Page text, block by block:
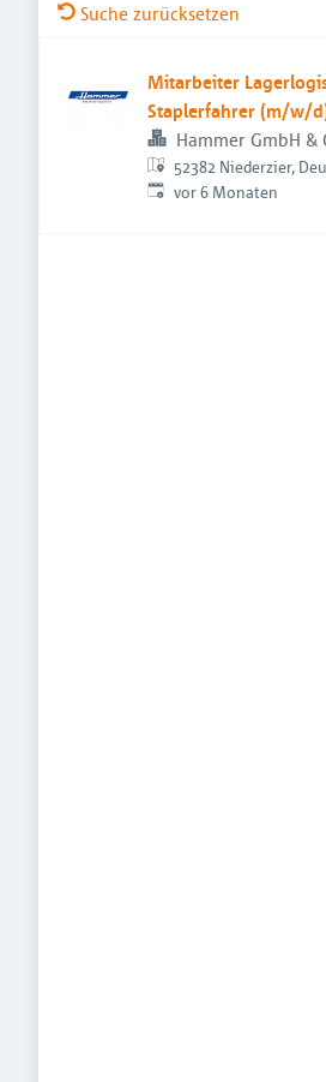
Suche zurücksetzen
Mitarbeiter
Staplerfahrer (m/w/
Hammer GmbH &
52382 Niederzier,
Veröffentlicht:
vor 6 Monaten